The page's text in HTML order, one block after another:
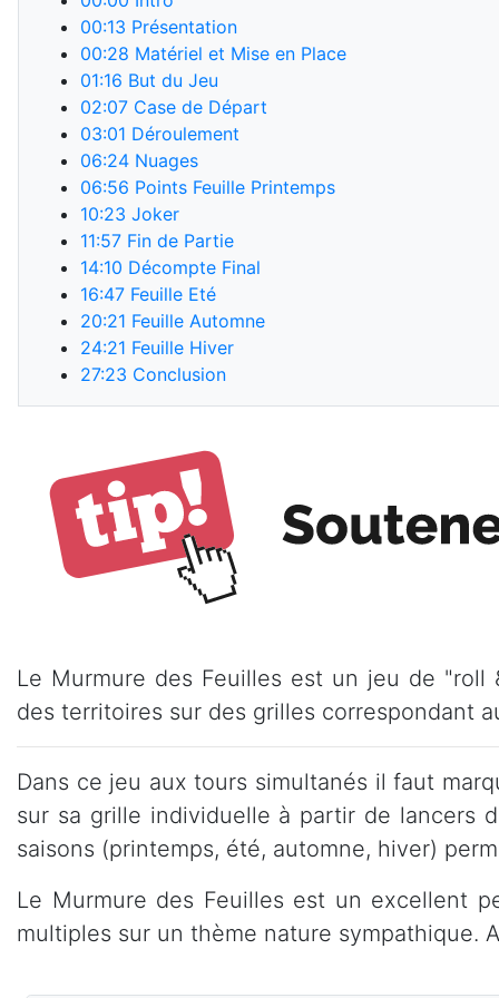
00:13 Présentation
00:28 Matériel et Mise en Place
01:16 But du Jeu
02:07 Case de Départ
03:01 Déroulement
06:24 Nuages
06:56 Points Feuille Printemps
10:23 Joker
11:57 Fin de Partie
14:10 Décompte Final
16:47 Feuille Eté
20:21 Feuille Automne
24:21 Feuille Hiver
27:23 Conclusion
Le Murmure des Feuilles est un jeu de
des territoires sur des grilles correspondant
Dans ce jeu aux tours simultanés il faut
sur sa grille individuelle à partir de lancers
saisons (printemps, été, automne, hiver)
Le Murmure des Feuilles est un excellent
multiples sur un thème nature sympathique.